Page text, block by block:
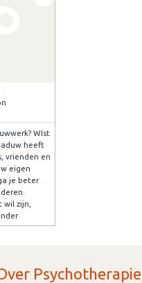
WIst
heeft
vrienden en
eigen
je beter
wil zijn,
Psychotherapie